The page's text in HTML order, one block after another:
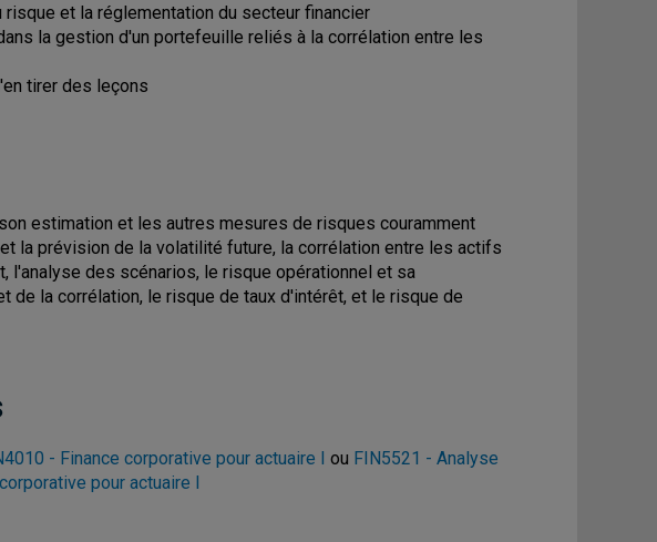
et la réglementation du secteur financier
la gestion d'un portefeuille reliés à la corrélation entre les
tirer des leçons
estimation et les autres mesures de risques couramment
la prévision de la volatilité future, la corrélation entre les actifs
l'analyse des scénarios, le risque opérationnel et sa
de la corrélation, le risque de taux d'intérêt, et le risque de
- Finance corporative pour actuaire I ou FIN5521 - Analyse
pour actuaire I